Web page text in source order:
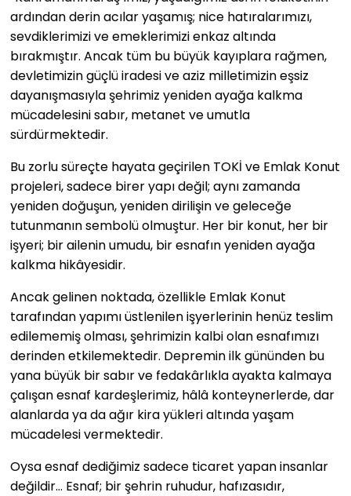
ardından derin acılar yaşamış; nice hatıralarımızı,
sevdiklerimizi ve emeklerimizi enkaz altında
bırakmıştır. Ancak tüm bu büyük kayıplara rağmen,
devletimizin güçlü iradesi ve aziz milletimizin eşsiz
dayanışmasıyla şehrimiz yeniden ayağa kalkma
mücadelesini sabır, metanet ve umutla
sürdürmektedir.
Bu zorlu süreçte hayata geçirilen TOKİ ve Emlak Konut
projeleri, sadece birer yapı değil; aynı zamanda
yeniden doğuşun, yeniden dirilişin ve geleceğe
tutunmanın sembolü olmuştur. Her bir konut, her bir
işyeri; bir ailenin umudu, bir esnafın yeniden ayağa
kalkma hikâyesidir.
Ancak gelinen noktada, özellikle Emlak Konut
tarafından yapımı üstlenilen işyerlerinin henüz teslim
edilememiş olması, şehrimizin kalbi olan esnafımızı
derinden etkilemektedir. Depremin ilk gününden bu
yana büyük bir sabır ve fedakârlıkla ayakta kalmaya
çalışan esnaf kardeşlerimiz, hâlâ konteynerlerde, dar
alanlarda ya da ağır kira yükleri altında yaşam
mücadelesi vermektedir.
Oysa esnaf dediğimiz sadece ticaret yapan insanlar
değildir… Esnaf; bir şehrin ruhudur, hafızasıdır,